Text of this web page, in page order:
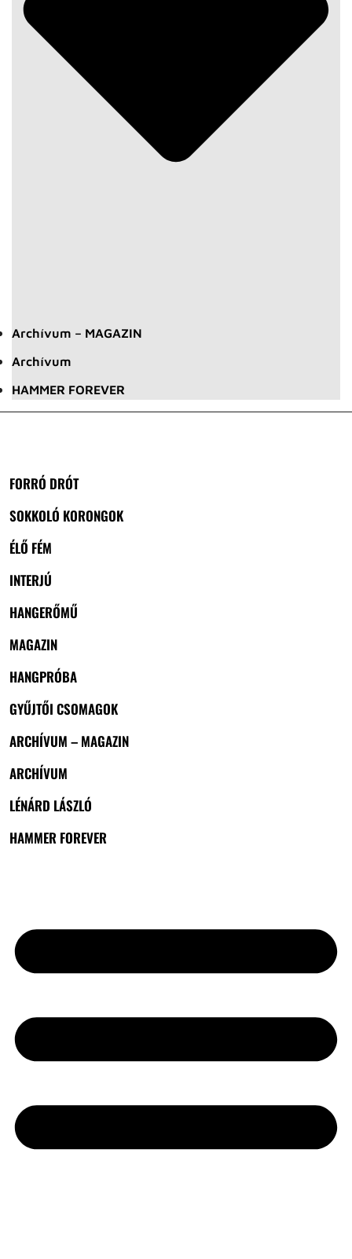
Archívum – MAGAZIN
Archívum
HAMMER FOREVER
FORRÓ DRÓT
SOKKOLÓ KORONGOK
ÉLŐ FÉM
INTERJÚ
HANGERŐMŰ
MAGAZIN
HANGPRÓBA
GYŰJTŐI CSOMAGOK
ARCHÍVUM – MAGAZIN
ARCHÍVUM
LÉNÁRD LÁSZLÓ
HAMMER FOREVER